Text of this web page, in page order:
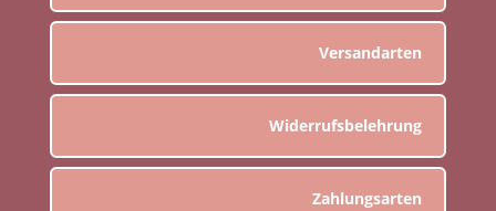
Versandarten
Widerrufsbelehrung
Zahlungsarten